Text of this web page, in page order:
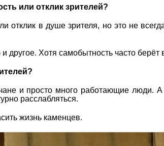
или отклик зрителей?
отклик в душе зрителя, но это не
Хотя самобытность часто берёт
и просто много работающие люди.
расслабляться.
жизнь каменцев.